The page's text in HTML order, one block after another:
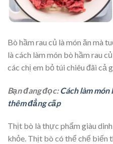
Bò hầm rau củ là món ăn mà
là cách làm món bò hầm rau
các chị em bỏ túi chiêu đãi cả
Bạn đang đọc:Cách làm
thêm đẳng cấp
Thịt bò là thực phẩm giàu
khỏe. Thịt bò có thể chế biến